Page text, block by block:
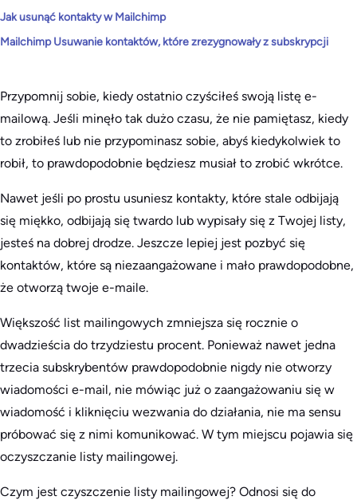
Jak usunąć kontakty w Mailchimp
Mailchimp Usuwanie kontaktów, które zrezygnowały z subskrypcji
Przypomnij sobie, kiedy ostatnio czyściłeś swoją listę e-
mailową. Jeśli minęło tak dużo czasu, że nie pamiętasz, kiedy
to zrobiłeś lub nie przypominasz sobie, abyś kiedykolwiek to
robił, to prawdopodobnie będziesz musiał to zrobić wkrótce.
Nawet jeśli po prostu usuniesz kontakty, które stale odbijają
się miękko, odbijają się twardo lub wypisały się z Twojej listy,
jesteś na dobrej drodze. Jeszcze lepiej jest pozbyć się
kontaktów, które są niezaangażowane i mało prawdopodobne,
że otworzą twoje e-maile.
Większość list mailingowych zmniejsza się rocznie o
dwadzieścia do trzydziestu procent. Ponieważ nawet jedna
trzecia subskrybentów prawdopodobnie nigdy nie otworzy
wiadomości e-mail, nie mówiąc już o zaangażowaniu się w
wiadomość i kliknięciu wezwania do działania, nie ma sensu
próbować się z nimi komunikować. W tym miejscu pojawia się
oczyszczanie listy mailingowej.
Czym jest czyszczenie listy mailingowej? Odnosi się do